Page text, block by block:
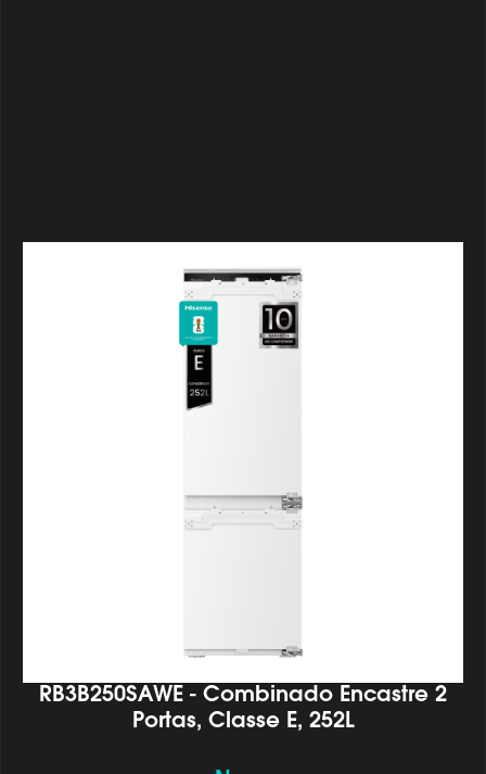
RB3B250SAWE - Combinado Encastre 2
Portas, Classe E, 252L